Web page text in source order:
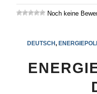
Noch keine
DEUTSCH,